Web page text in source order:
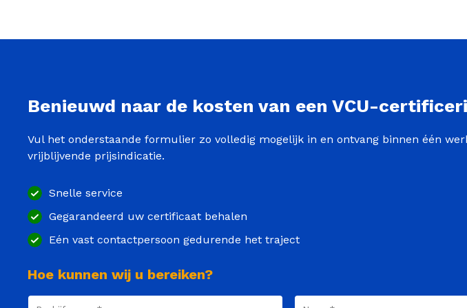
Benieuwd naar de kosten van een VCU-
Vul het onderstaande formulier zo volledig mogelijk in en ontvang binnen één
vrijblijvende prijsindicatie.
Snelle service
Gegarandeerd uw certificaat behalen
Eén vast contactpersoon gedurende het traject
Hoe kunnen wij u bereiken?
Bedrijfsnaam Naam